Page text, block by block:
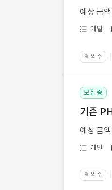
예상 금액
개발
📔 외주
모집 중
기존
예상 금액
개발
📔 외주